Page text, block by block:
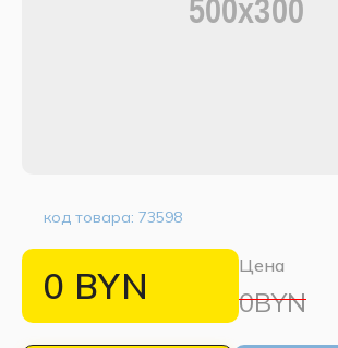
код товара: 73598
0 BYN Цена
0BYN